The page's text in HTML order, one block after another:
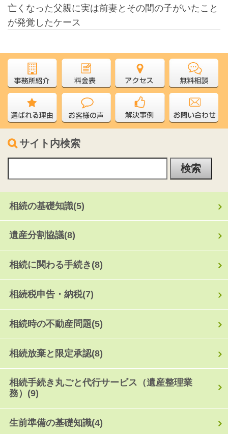
亡くなった父親に実は前妻とその間の子がいたこと
が発覚したケース
サイト内検索
相続の基礎知識(5)
遺産分割協議(8)
相続に関わる手続き (8)
相続税申告・納税(7)
相続時の不動産問題(5)
相続放棄と限定承認(8)
相続手続き丸ごと代行サービス（遺産整理業
務） (9)
生前準備の基礎知識(4)